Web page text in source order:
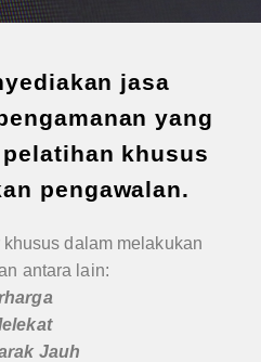
jasa
yang
khusus
pengawalan.
dalam melakukan
antara lain:
Jauh